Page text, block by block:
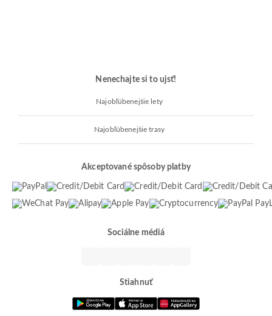
Nenechajte si to ujsť!
Najobľúbenejšie lety
Najobľúbenejšie trasy
Akceptované spôsoby platby
Sociálne médiá
Stiahnuť